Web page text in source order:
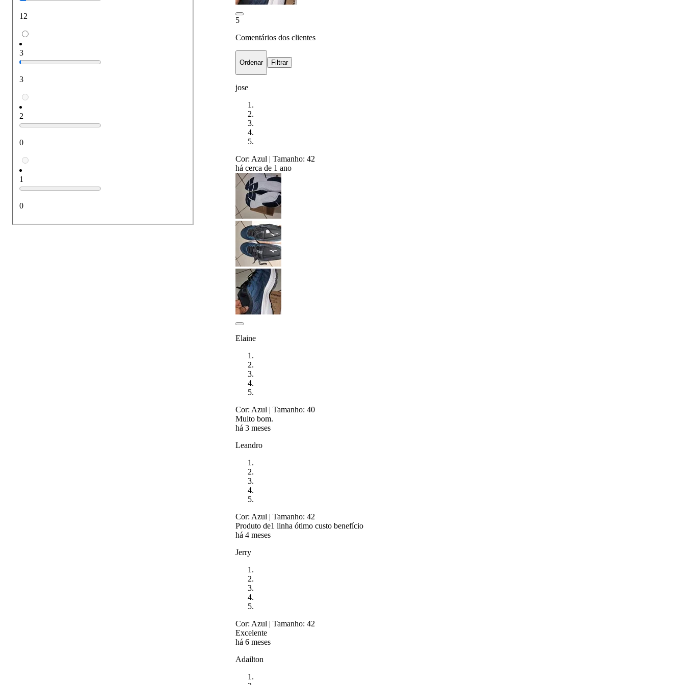
12
3
3
2
0
1
0
5
Comentários dos clientes
Ordenar Filtrar
jose
Cor: Azul | Tamanho: 42
há cerca de 1 ano
Elaine
Cor: Azul | Tamanho: 40
Muito bom.
há 3 meses
Leandro
Cor: Azul | Tamanho: 42
Produto de1 linha ótimo custo benefício
há 4 meses
Jerry
Cor: Azul | Tamanho: 42
Excelente
há 6 meses
Adailton